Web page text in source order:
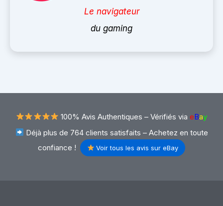
Le navigateur
du gaming
100% Avis Authentiques – Vérifiés via eBay
Déjà plus de 764 clients satisfaits – Achetez en toute
confiance !
Voir tous les avis sur eBay